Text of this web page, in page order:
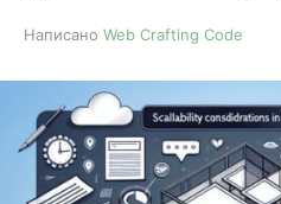
Написано Web Crafting Code